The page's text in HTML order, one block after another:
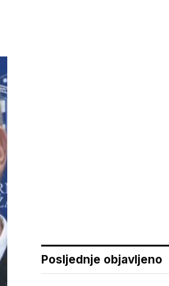
Posljednje objavljeno